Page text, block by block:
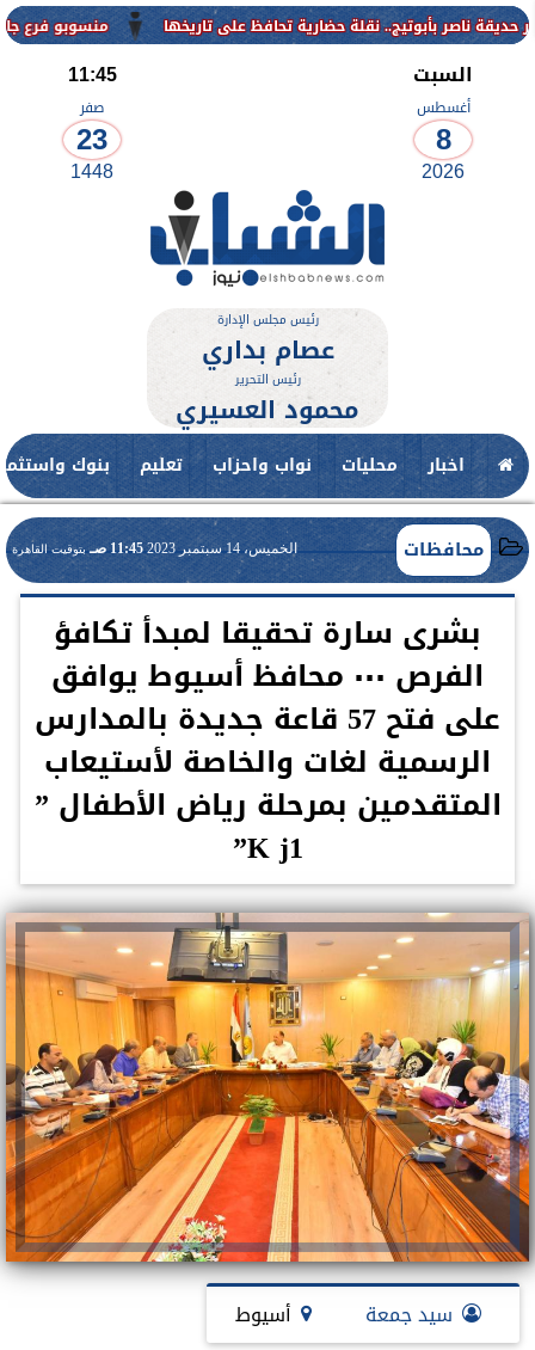
منسوبو فرع جامعة الأزهر للوجه
السبت
أغسطس
8
2026
11:45
صفر
23
1448
رئيس مجلس الإدارة
عصام بداري
رئيس التحرير
محمود العسيري
اخبار محليات نواب واحزاب تعليم بنوك
محافظات الخميس، 14 سبتمبر 2023 11:45 صـ بتوقيت القاهرة
بشرى سارة تحقيقا لمبدأ تكافؤ
الفرص ٠٠٠ محافظ أسيوط يوافق
على فتح 57 قاعة جديدة بالمدارس
الرسمية لغات والخاصة لأستيعاب
المتقدمين بمرحلة رياض الأطفال ”
K j1”
سيد جمعة أسيوط